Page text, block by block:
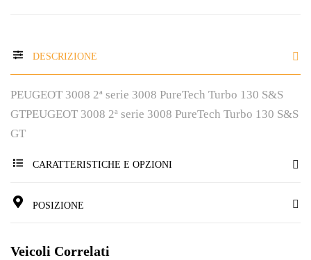
DESCRIZIONE
PEUGEOT 3008 2ª serie 3008 PureTech Turbo 130 S&S
GTPEUGEOT 3008 2ª serie 3008 PureTech Turbo 130 S&S
GT
CARATTERISTICHE E OPZIONI
POSIZIONE
Veicoli Correlati